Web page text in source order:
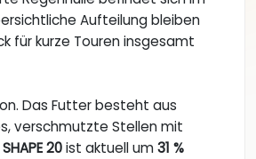
Aufteilung bleiben
für kurze Touren insgesamt
Das Futter besteht aus
verschmutzte Stellen mit
20ist aktuell um31 %